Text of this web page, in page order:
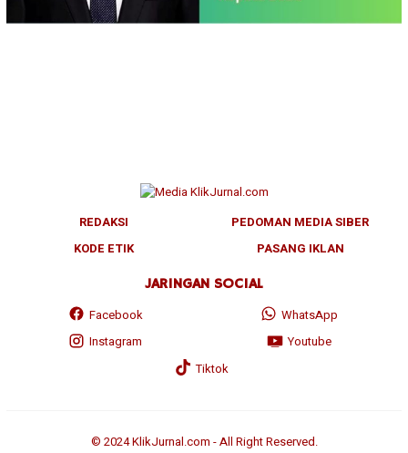
REDAKSI
PEDOMAN MEDIA SIBER
KODE ETIK
PASANG IKLAN
JARINGAN SOCIAL
Facebook
WhatsApp
Instagram
Youtube
Tiktok
© 2024 KlikJurnal.com - All Right Reserved.